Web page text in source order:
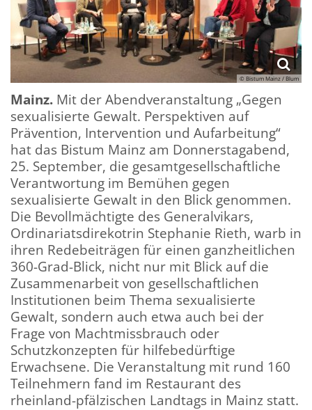
© Bistum Mainz / Blum
Mainz. Mit der Abendveranstaltung „Gegen
sexualisierte Gewalt. Perspektiven auf
Prävention, Intervention und Aufarbeitung“
hat das Bistum Mainz am Donnerstagabend,
25. September, die gesamtgesellschaftliche
Verantwortung im Bemühen gegen
sexualisierte Gewalt in den Blick genommen.
Die Bevollmächtigte des Generalvikars,
Ordinariatsdirekotrin Stephanie Rieth, warb in
ihren Redebeiträgen für einen ganzheitlichen
360-Grad-Blick, nicht nur mit Blick auf die
Zusammenarbeit von gesellschaftlichen
Institutionen beim Thema sexualisierte
Gewalt, sondern auch etwa auch bei der
Frage von Machtmissbrauch oder
Schutzkonzepten für hilfebedürftige
Erwachsene. Die Veranstaltung mit rund 160
Teilnehmern fand im Restaurant des
rheinland-pfälzischen Landtags in Mainz statt.